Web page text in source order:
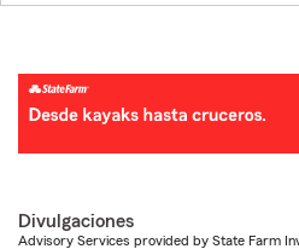
Divulgaciones
Advisory Services provided by State Farm